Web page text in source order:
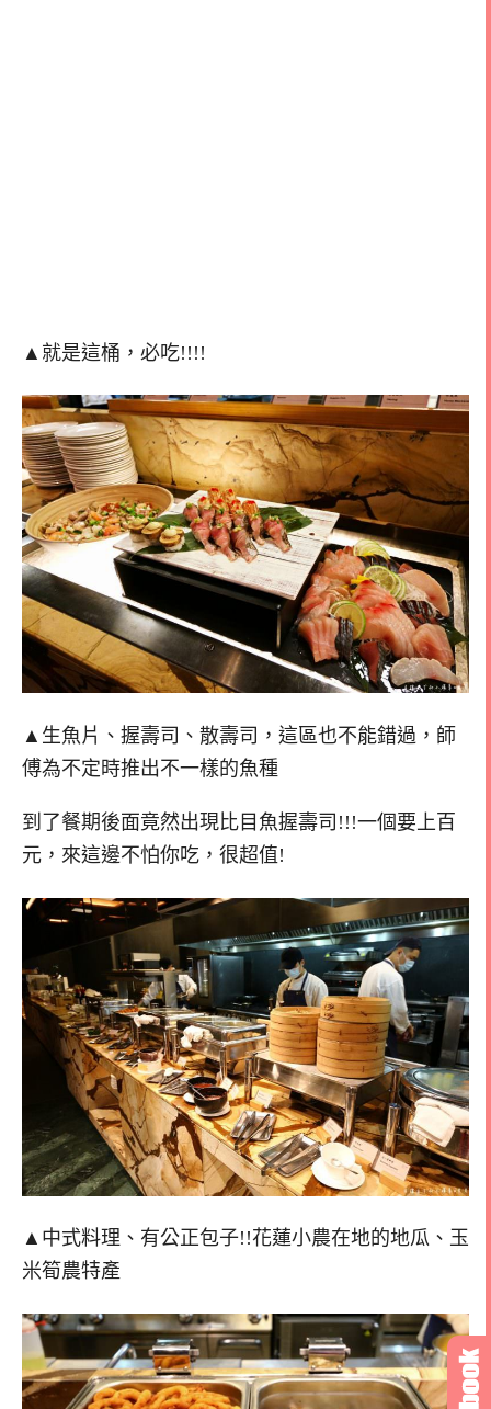
▲就是這桶，必吃!!!!
▲生魚片、握壽司、散壽司，這區也不能錯過，師
傅為不定時推出不一樣的魚種
到了餐期後面竟然出現比目魚握壽司!!!一個要上百
元，來這邊不怕你吃，很超值!
▲中式料理、有公正包子!!花蓮小農在地的地瓜、玉
米筍農特產